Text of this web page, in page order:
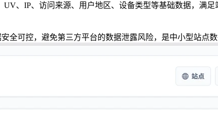
、IP、访问来源、用户地区、设备类型等基础数据，满
可控，避免第三方平台的数据泄露风险，是中小型站点数